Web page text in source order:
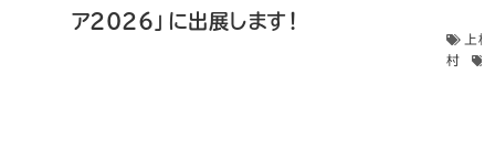
ア2026」に出展します！
上
村